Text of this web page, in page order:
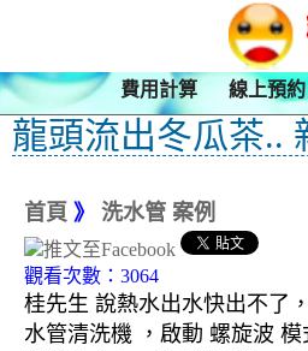
費用計算 線上預約
龍頭流出冬瓜茶..
首頁 》 洗水管 案例
觀看次數：3064
桂先生 說熱水出水快出不了
水管清洗機 ，啟動 螺旋波